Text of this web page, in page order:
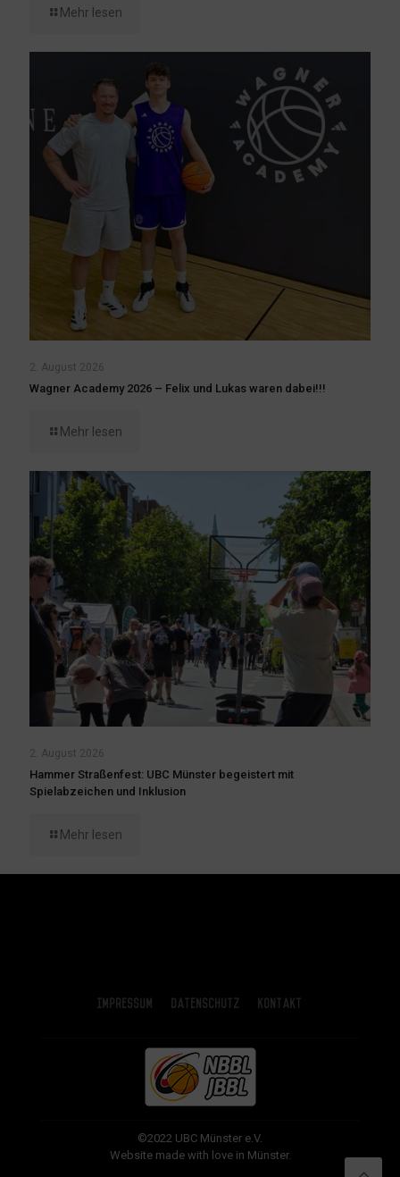
Mehr lesen
2. August 2026
Wagner Academy 2026 – Felix und Lukas waren dabei!!!
Mehr lesen
2. August 2026
Hammer Straßenfest: UBC Münster begeistert mit
Spielabzeichen und Inklusion
Mehr lesen
Impressum Datenschutz Kontakt
©2022 UBC Münster e.V.
Website made with love in Münster.